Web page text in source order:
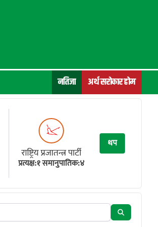
नतिजा अर्थ सरोकार होम
राष्ट्रिय प्रजातन्त्र पार्टी
प्रत्यक्ष:१ समानुपातिक:४
थप